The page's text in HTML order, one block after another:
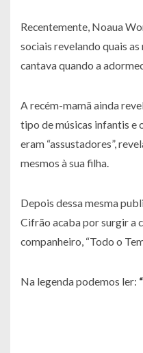
Recentemente, Noaua
sociais revelando quais
cantava quando a
A recém-mamã ainda
tipo de músicas infantis e
eram “assustadores”,
mesmos à sua filha.
Depois dessa mesma
Cifrão acaba por surgir a
companheiro, “Todo o
Na legenda podemos ler: